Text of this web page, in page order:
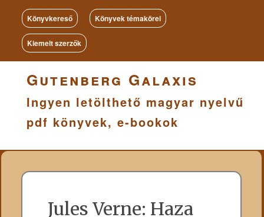
Könyvkereső Könyvek témakörei
Kiemelt szerzők
Gutenberg Galaxis
Ingyen letölthető magyar nyelvű
pdf könyvek, e-bookok
Jules Verne: Haza